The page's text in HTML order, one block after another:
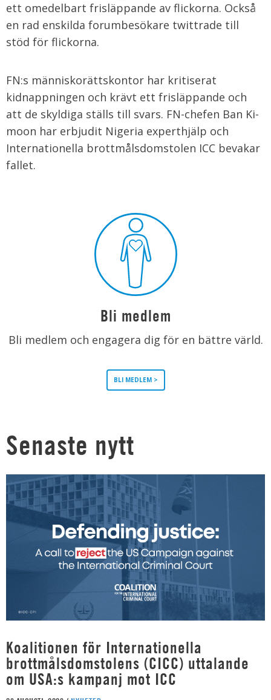
ett omedelbart frisläppande av flickorna. Också
en rad enskilda forumbesökare twittrade till
stöd för flickorna.
FN:s människorättskontor har kritiserat
kidnappningen och krävt ett frisläppande och
att de skyldiga ställs till svars. FN-chefen Ban Ki-
moon har erbjudit Nigeria experthjälp och
Internationella brottmålsdomstolen ICC bevakar
fallet.
Bli medlem
Bli medlem och engagera dig för en bättre värld.
BLI MEDLEM >
Senaste nytt
Koalitionen för Internationella
brottmålsdomstolens (CICC) uttalande
om USA:s kampanj mot ICC